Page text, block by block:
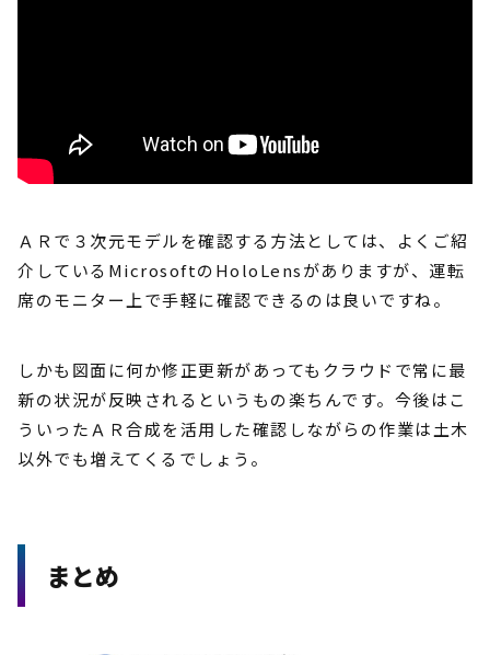
ＡＲで３次元モデルを確認する方法としては、よくご紹
介しているMicrosoftのHoloLensがありますが、運転
席のモニター上で手軽に確認できるのは良いですね。
しかも図面に何か修正更新があってもクラウドで常に最
新の状況が反映されるというもの楽ちんです。今後はこ
ういったＡＲ合成を活用した確認しながらの作業は土木
以外でも増えてくるでしょう。
まとめ